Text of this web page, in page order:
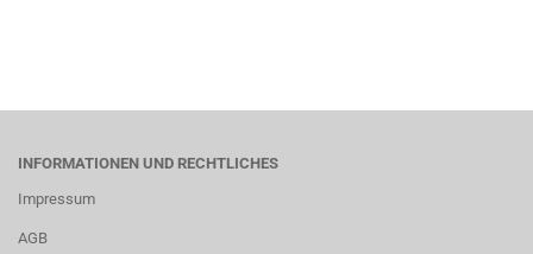
INFORMATIONEN UND RECHTLICHES
Impressum
AGB